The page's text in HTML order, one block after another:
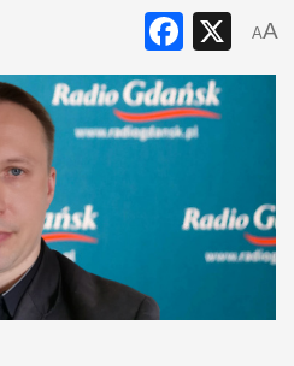
X
AA